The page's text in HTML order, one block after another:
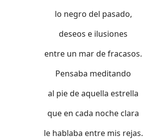
lo negro del pasado,
deseos e ilusiones
entre un mar de fracasos.
Pensaba meditando
al pie de aquella estrella
que en cada noche clara
le hablaba entre mis rejas.